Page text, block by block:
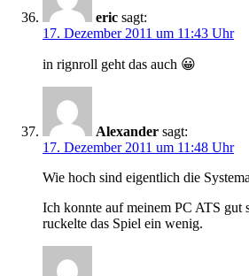
eric sagt:
17. Dezember 2011 um 11:43 Uhr
in rignroll geht das auch 😀
Alexander sagt:
17. Dezember 2011 um 11:48 Uhr
Wie hoch sind eigentlich die
Ich konnte auf meinem PC ATS gut
ruckelte das Spiel ein wenig.